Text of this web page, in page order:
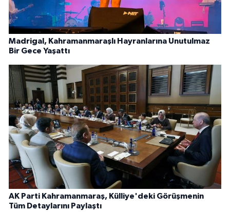
Madrigal, Kahramanmaraşlı Hayranlarına Unutulmaz
Bir Gece Yaşattı
AK Parti Kahramanmaraş, Külliye'deki Görüşmenin
Tüm Detaylarını Paylaştı